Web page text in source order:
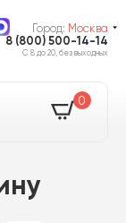
Город: Москва
8 (800) 500-14-14
С 8 до 20, без выходных
0